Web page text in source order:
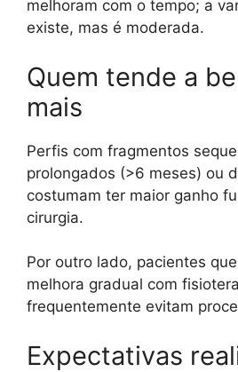
melhoram com o tempo; a
existe, mas é moderada.
Quem tende a
mais
Perfis com fragmentos
prolongados (>6 meses) ou
costumam ter maior ganho
cirurgia.
Por outro lado, pacientes
melhora gradual com
frequentemente evitam
Expectativas